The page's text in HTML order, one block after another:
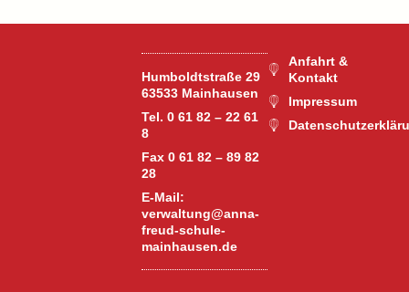
Humboldtstraße 29
63533 Mainhausen
Tel. 0 61 82 – 22 61
8
Fax 0 61 82 – 89 82
28
E-Mail:
verwaltung@anna-
freud-schule-
mainhausen.de
Anfahrt &
Kontakt
Impressum